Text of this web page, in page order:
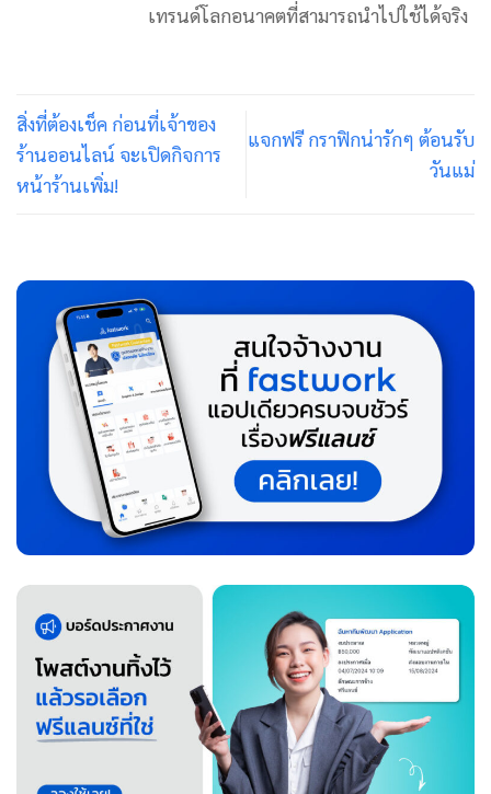
เทรนด์โลกอนาคตที่สามารถนำไปใช้ได้จริง
สิ่งที่ต้องเช็ค ก่อนที่เจ้าของ
ร้านออนไลน์ จะเปิดกิจการ
หน้าร้านเพิ่ม!
แจกฟรี กราฟิกน่ารักๆ ต้อนรับ
วันแม่